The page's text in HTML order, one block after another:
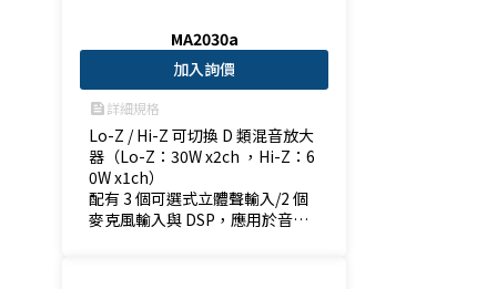
MA2030a
加入詢價
feed詳細規格
Lo-Z / Hi-Z 可切換 D 類混音放大
器（Lo-Z：30W x2ch ，Hi-Z：6
0W x1ch）
配有 3 個可選式立體聲輸入/2 個
麥克風輸入與 DSP，應用於音樂